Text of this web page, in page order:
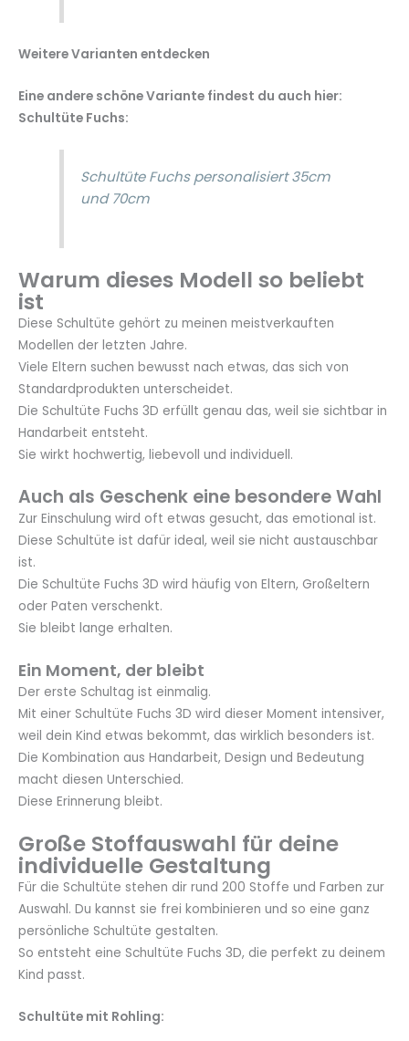
Weitere Varianten entdecken
Eine andere schöne Variante findest du auch hier:
Schultüte Fuchs:
Schultüte Fuchs personalisiert 35cm
und 70cm
Warum dieses Modell so beliebt
ist
Diese Schultüte gehört zu meinen meistverkauften
Modellen der letzten Jahre.
Viele Eltern suchen bewusst nach etwas, das sich von
Standardprodukten unterscheidet.
Die Schultüte Fuchs 3D erfüllt genau das, weil sie sichtbar in
Handarbeit entsteht.
Sie wirkt hochwertig, liebevoll und individuell.
Auch als Geschenk eine besondere Wahl
Zur Einschulung wird oft etwas gesucht, das emotional ist.
Diese Schultüte ist dafür ideal, weil sie nicht austauschbar
ist.
Die Schultüte Fuchs 3D wird häufig von Eltern, Großeltern
oder Paten verschenkt.
Sie bleibt lange erhalten.
Ein Moment, der bleibt
Der erste Schultag ist einmalig.
Mit einer Schultüte Fuchs 3D wird dieser Moment intensiver,
weil dein Kind etwas bekommt, das wirklich besonders ist.
Die Kombination aus Handarbeit, Design und Bedeutung
macht diesen Unterschied.
Diese Erinnerung bleibt.
Große Stoffauswahl für deine
individuelle Gestaltung
Für die Schultüte stehen dir rund 200 Stoffe und Farben zur
Auswahl. Du kannst sie frei kombinieren und so eine ganz
persönliche Schultüte gestalten.
So entsteht eine Schultüte Fuchs 3D, die perfekt zu deinem
Kind passt.
Schultüte mit Rohling: